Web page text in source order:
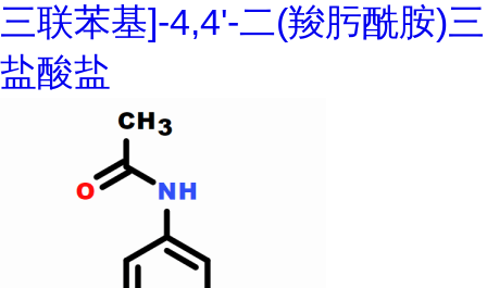
三联苯基]-4,4'-二(羧肟酰胺)三
盐酸盐